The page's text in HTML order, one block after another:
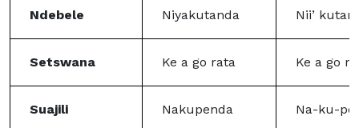
Ndebele Niyakutanda Nii’
Setswana Ke a go rata Ke a go
Suajili Nakupenda Na-ku-